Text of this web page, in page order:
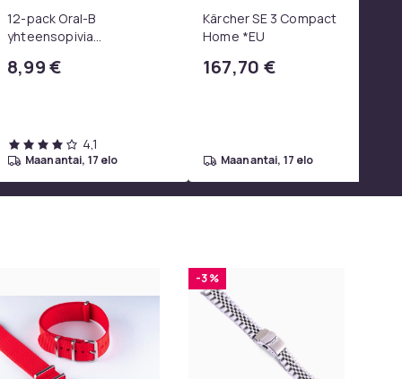
12-pack Oral-B
yhteensopivia
8,99 €
4,1
maanantai, 17 elo
Kärcher SE 3 Compact
Home *EU
167,70 €
maanantai, 17 elo
-3 %